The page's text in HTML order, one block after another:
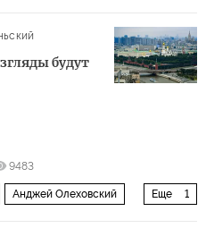
будут
9483
Еще 1
Анджей Олеховский